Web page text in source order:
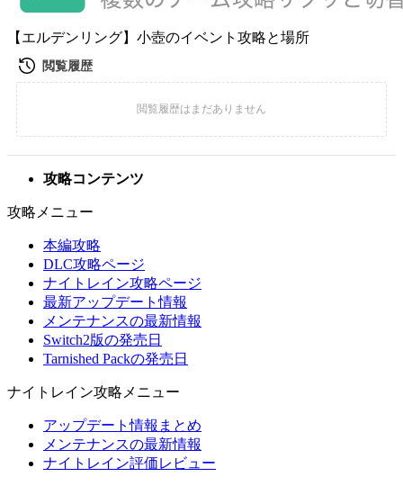
【エルデンリング】小壺のイベント攻略と場所
攻略コンテンツ
攻略メニュー
本編攻略
DLC攻略ページ
ナイトレイン攻略ページ
最新アップデート情報
メンテナンスの最新情報
Switch2版の発売日
Tarnished Packの発売日
ナイトレイン攻略メニュー
アップデート情報まとめ
メンテナンスの最新情報
ナイトレイン評価レビュー